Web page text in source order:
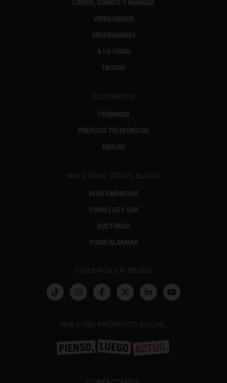
LIBROS, CÓMICS Y MANGAS
VIDEOJUEGOS
ORDENADORES
A LO YOIGO
TRUCOS
GLOSARIOS
TÉRMINOS
PREFIJOS TELEFÓNICOS
EMOJIS
NUESTROS OTROS BLOGS
BLOG EMPRESAS
YOIGO LUZ Y GAS
DOCTORGO
YOIGO ALARMAS
SÍGUENOS EN REDES
NUESTRO PROYECTO SOCIAL